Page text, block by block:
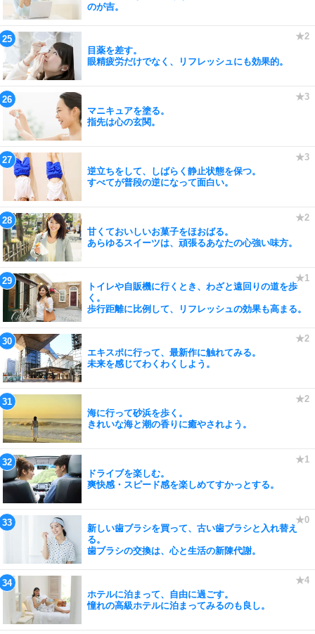
のが吉。
目薬を差す。
眼精疲労だけでなく、リフレッシュにも効果的。
マニキュアを塗る。
指先は心の玄関。
逆立ちをして、しばらく静止状態を保つ。
すべてが普段の逆になって面白い。
甘くておいしいお菓子をほおばる。
あらゆるスイーツは、頑張るあなたの心強い味方。
トイレや自販機に行くとき、わざと遠回りの道を歩
く。
歩行距離に比例して、リフレッシュの効果も高まる。
エキスポに行って、最新作に触れてみる。
未来を感じてわくわくしよう。
海に行って砂浜を歩く。
きれいな海と潮の香りに癒やされよう。
ドライブを楽しむ。
爽快感・スピード感を楽しめてすかっとする。
新しい歯ブラシを買って、古い歯ブラシと入れ替え
る。
歯ブラシの交換は、心と生活の新陳代謝。
ホテルに泊まって、自由に過ごす。
憧れの高級ホテルに泊まってみるのも良し。